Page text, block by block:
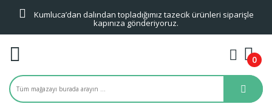
Kumluca’dan dalından topladığımız tazecik ürünleri siparişle
kapınıza gönderiyoruz.
0